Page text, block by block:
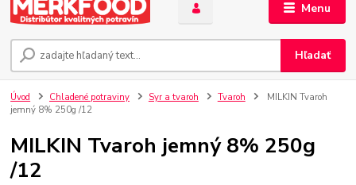
Menu
Hľadať
Úvod Chladené potraviny Syr a tvaroh Tvaroh
MILKIN Tvaroh
jemný 8% 250g /12
MILKIN Tvaroh jemný 8% 250g
/12